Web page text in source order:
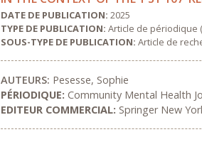
DATE DE PUBLICATION: 2025
TYPE DE PUBLICATION: Article de périodique
SOUS-TYPE DE PUBLICATION: Article de
AUTEURS: Pesesse, Sophie
PÉRIODIQUE: Community Mental Health
EDITEUR COMMERCIAL: Springer New